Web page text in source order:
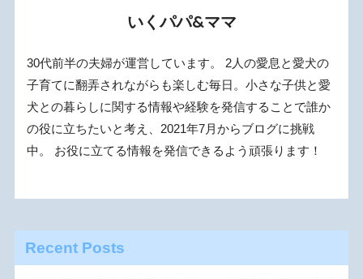
いくパパ&ママ
30代前半の夫婦が運営しています。 2人の愛息と愛犬の
子育てに翻弄されながらも楽しむ毎日。小さな子供と愛
犬との暮らしに関する情報や経験を発信することで誰か
の役に立ちたいと考え、2021年7月からブログに挑戦
中。 お役に立てる情報を発信できるよう頑張ります！
Recent Posts